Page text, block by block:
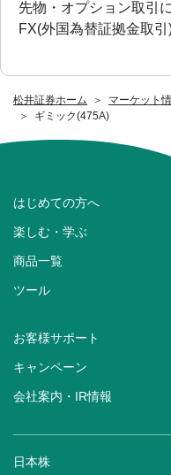
松井証券ホーム
マーケット
ギミック(475A)
先物・オプション取引
FX(外国為替証拠金取引
はじめての方へ
楽しむ・学ぶ
商品一覧
ツール
お客様サポート
キャンペーン
会社案内・IR情報
日本株